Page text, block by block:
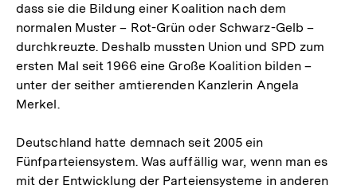
dass sie die Bildung einer Koalition nach dem
normalen Muster – Rot-Grün oder Schwarz-Gelb –
durchkreuzte. Deshalb mussten Union und SPD zum
ersten Mal seit 1966 eine Große Koalition bilden –
unter der seither amtierenden Kanzlerin Angela
Merkel.
Deutschland hatte demnach seit 2005 ein
Fünfparteiensystem. Was auffällig war, wenn man es
mit der Entwicklung der Parteiensysteme in anderen